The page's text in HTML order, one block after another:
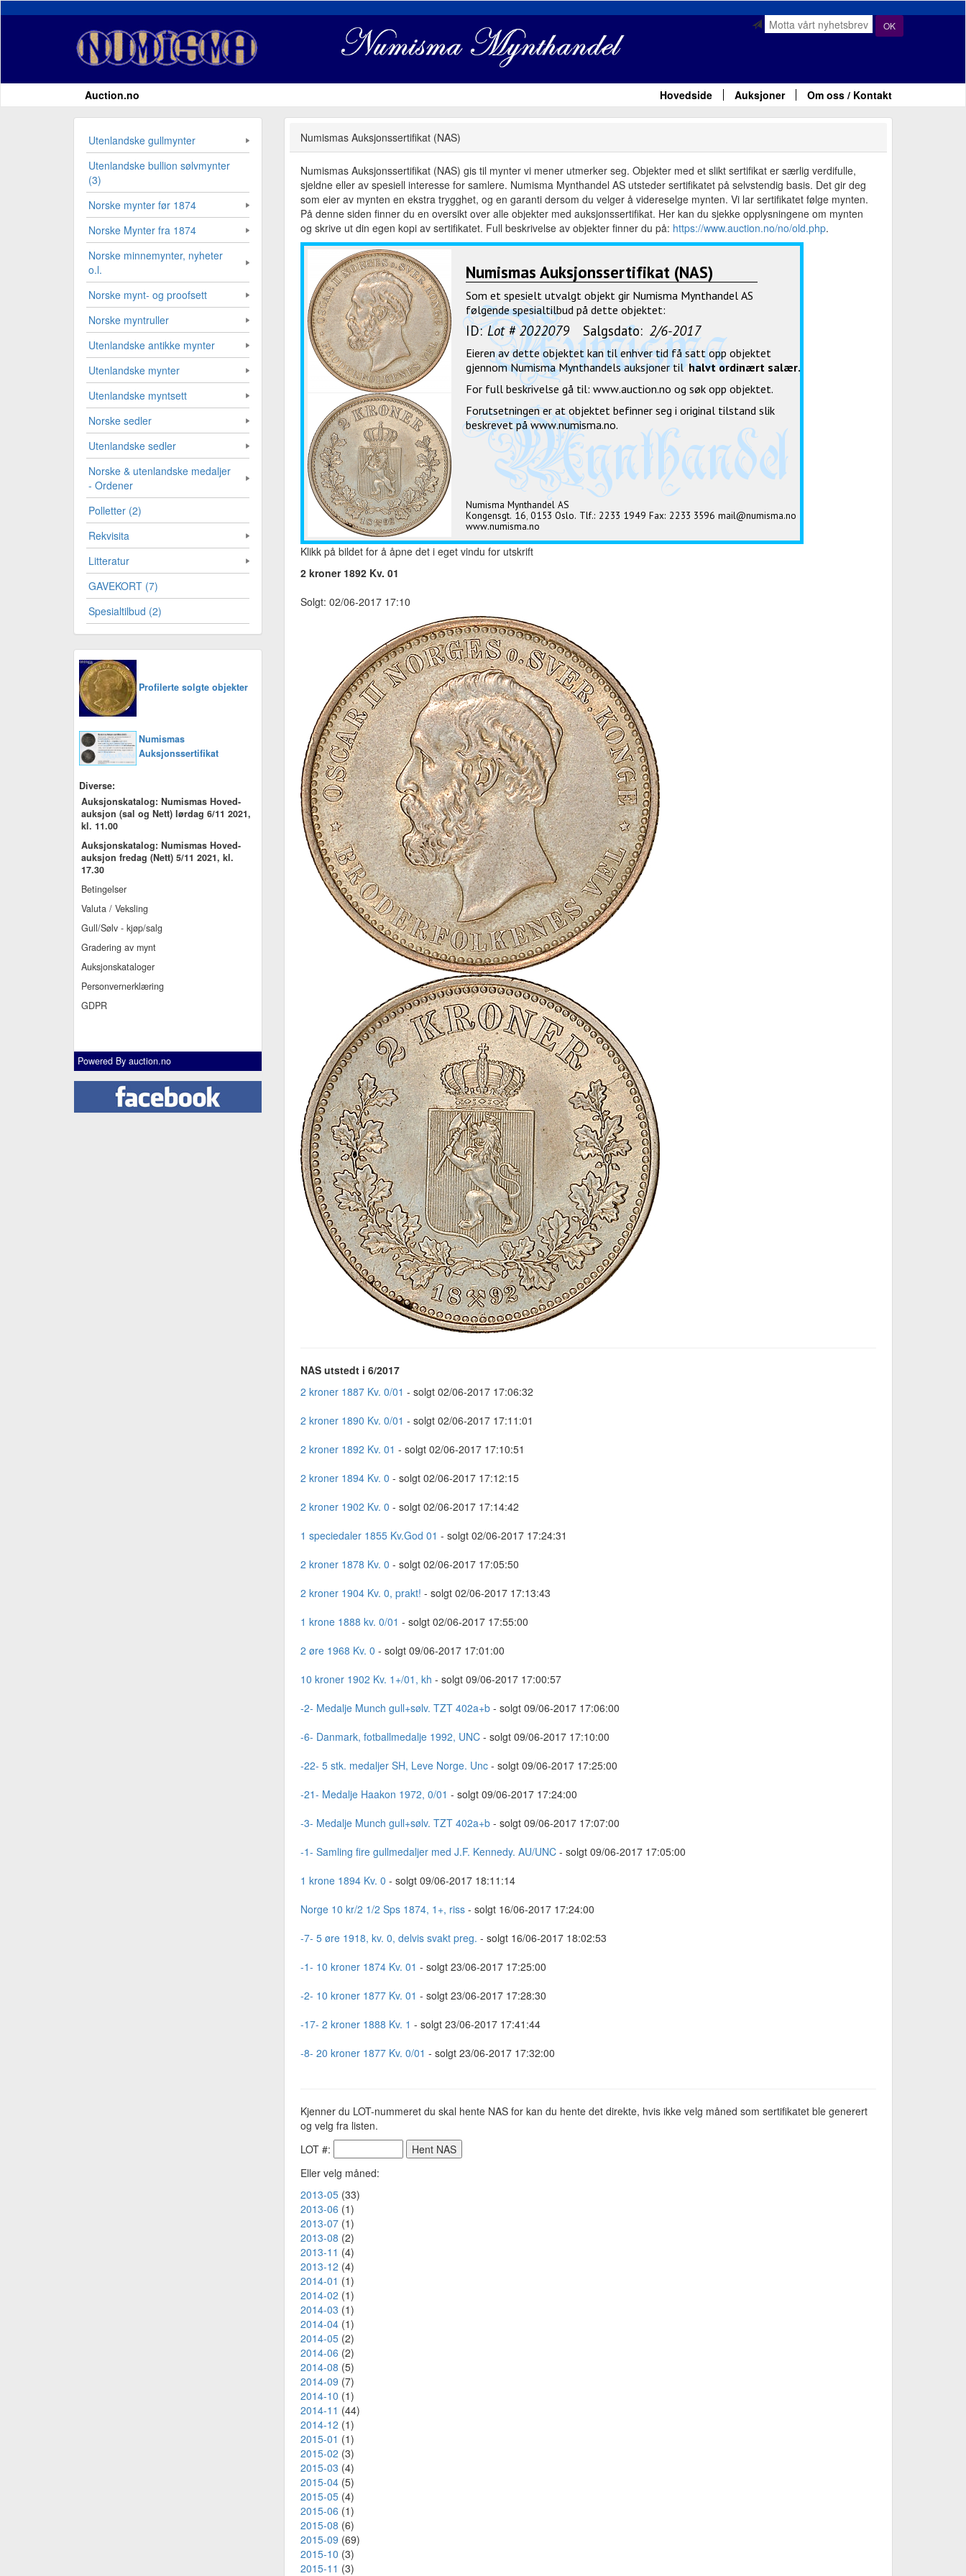
OK
Auction.no Hovedside Auksjoner Om oss / Kontakt
Utenlandske gullmynter
Utenlandske bullion sølvmynter
(3)
Norske mynter før 1874
Norske Mynter fra 1874
Norske minnemynter, nyheter
o.l.
Norske mynt- og proofsett
Norske myntruller
Utenlandske antikke mynter
Utenlandske mynter
Utenlandske myntsett
Norske sedler
Utenlandske sedler
Norske & utenlandske medaljer
- Ordener
Polletter (2)
Rekvisita
Litteratur
GAVEKORT (7)
Spesialtilbud (2)
Profilerte solgte objekter
Numismas
Auksjonssertifikat
Diverse:
Auksjonskatalog: Numismas Hoved-
auksjon (sal og Nett) lørdag 6/11 2021,
kl. 11.00
Auksjonskatalog: Numismas Hoved-
auksjon fredag (Nett) 5/11 2021, kl.
17.30
Betingelser
Valuta / Veksling
Gull/Sølv - kjøp/salg
Gradering av mynt
Auksjonskataloger
Personvernerklæring
GDPR
Powered By auction.no
Numismas Auksjonssertifikat (NAS)
Numismas Auksjonssertifikat (NAS) gis til mynter vi mener utmerker seg. Objekter med et slikt sertifikat er særlig verdifulle,
sjeldne eller av spesiell interesse for samlere. Numisma Mynthandel AS utsteder sertifikatet på selvstendig basis. Det gir deg
som eier av mynten en ekstra trygghet, og en garanti dersom du velger å videreselge mynten. Vi lar sertifikatet følge mynten.
På denne siden finner du en oversikt over alle objekter med auksjonssertifikat. Her kan du sjekke opplysningene om mynten
og skrive ut din egen kopi av sertifikatet. Full beskrivelse av objekter finner du på: https://www.auction.no/no/old.php.
Klikk på bildet for å åpne det i eget vindu for utskrift
2 kroner 1892 Kv. 01
Solgt: 02/06-2017 17:10
NAS utstedt i 6/2017
2 kroner 1887 Kv. 0/01 - solgt 02/06-2017 17:06:32
2 kroner 1890 Kv. 0/01 - solgt 02/06-2017 17:11:01
2 kroner 1892 Kv. 01 - solgt 02/06-2017 17:10:51
2 kroner 1894 Kv. 0 - solgt 02/06-2017 17:12:15
2 kroner 1902 Kv. 0 - solgt 02/06-2017 17:14:42
1 speciedaler 1855 Kv.God 01 - solgt 02/06-2017 17:24:31
2 kroner 1878 Kv. 0 - solgt 02/06-2017 17:05:50
2 kroner 1904 Kv. 0, prakt! - solgt 02/06-2017 17:13:43
1 krone 1888 kv. 0/01 - solgt 02/06-2017 17:55:00
2 øre 1968 Kv. 0 - solgt 09/06-2017 17:01:00
10 kroner 1902 Kv. 1+/01, kh - solgt 09/06-2017 17:00:57
-2- Medalje Munch gull+sølv. TZT 402a+b- solgt 09/06-2017 17:06:00
-6- Danmark, fotballmedalje 1992, UNC- solgt 09/06-2017 17:10:00
-22- 5 stk. medaljer SH, Leve Norge. Unc- solgt 09/06-2017 17:25:00
-21- Medalje Haakon 1972, 0/01 - solgt 09/06-2017 17:24:00
-3- Medalje Munch gull+sølv. TZT 402a+b- solgt 09/06-2017 17:07:00
-1- Samling fire gullmedaljer med J.F. Kennedy. AU/UNC- solgt 09/06-2017 17:05:00
1 krone 1894 Kv. 0 - solgt 09/06-2017 18:11:14
Norge 10 kr/2 1/2 Sps 1874, 1+, riss- solgt 16/06-2017 17:24:00
-7- 5 øre 1918, kv. 0, delvis svakt preg. - solgt 16/06-2017 18:02:53
-1- 10 kroner 1874 Kv. 01 - solgt 23/06-2017 17:25:00
-2- 10 kroner 1877 Kv. 01 - solgt 23/06-2017 17:28:30
-17- 2 kroner 1888 Kv. 1 - solgt 23/06-2017 17:41:44
-8- 20 kroner 1877 Kv. 0/01 - solgt 23/06-2017 17:32:00
Kjenner du LOT-nummeret du skal hente NAS for kan du hente det direkte, hvis ikke velg måned som sertifikatet ble generert
og velg fra listen.
LOT #:
Eller velg måned:
2013-05(33)
2013-06 (1)
2013-07(1)
2013-08 (2)
2013-11 (4)
2013-12 (4)
2014-01 (1)
2014-02 (1)
2014-03 (1)
2014-04(1)
2014-05(2)
2014-06 (2)
2014-08 (5)
2014-09 (7)
2014-10 (1)
2014-11 (44)
2014-12 (1)
2015-01 (1)
2015-02 (3)
2015-03 (4)
2015-04(5)
2015-05(4)
2015-06 (1)
2015-08 (6)
2015-09 (69)
2015-10 (3)
2015-11 (3)